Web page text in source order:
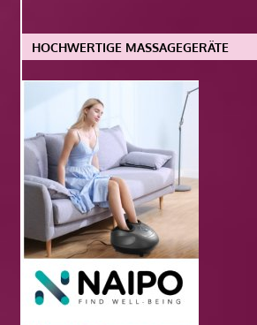
HOCHWERTIGE MASSAGEGERÄTE